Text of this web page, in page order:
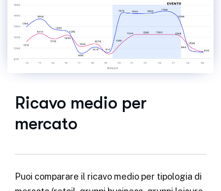
Ricavo medio per
mercato
Puoi comparare il ricavo medio per tipologia di